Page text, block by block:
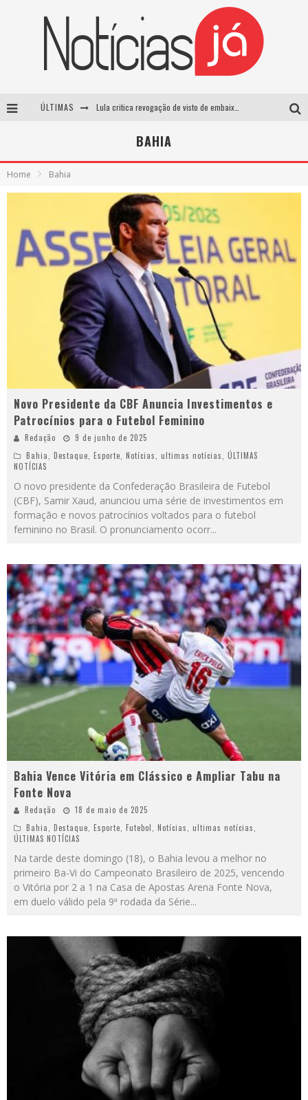
ÚLTIMAS Lula critica revogação de visto de embaixadora brasileira pelos EUA e chama medida de “irresponsável”
TRE-SP forma maioria para manter Pablo Marçal inelegível até 2032
BAHIA
Home Bahia
Novo Presidente da CBF Anuncia Investimentos e
Patrocínios para o Futebol Feminino
Redação
9 de junho de 2025
Bahia, Destaque, Esporte, Notícias, ultimas notícias, ÚLTIMAS
NOTÍCIAS
O novo presidente da Confederação Brasileira de Futebol
(CBF), Samir Xaud, anunciou uma série de investimentos em
formação e novos patrocínios voltados para o futebol
feminino no Brasil. O pronunciamento ocorr...
Bahia Vence Vitória em Clássico e Ampliar Tabu na
Fonte Nova
Redação
18 de maio de 2025
Bahia
Destaque Esporte Futebol Notícias ultimas notícias
ÚLTIMAS NOTÍCIAS
Na tarde deste domingo (18), o Bahia levou a melhor no
primeiro Ba-Vi do Campeonato Brasileiro de 2025, vencendo
o Vitória por 2 a 1 na Casa de Apostas Arena Fonte Nova,
em duelo válido pela 9ª rodada da Série...